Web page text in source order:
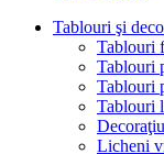
Tablouri şi
Tablouri
Tablouri
Tablouri
Tablouri
Licheni